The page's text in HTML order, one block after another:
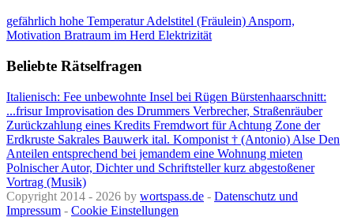
gefährlich hohe TemperaturAdelstitel (Fräulein) Ansporn,
Motivation Bratraum im Herd Elektrizität
Beliebte Rätselfragen
Italienisch: Fee unbewohnte Insel bei Rügen Bürstenhaarschnitt:
...frisurImprovisation des Drummers Verbrecher, Straßenräuber
Zurückzahlung eines Kredits Fremdwort für Achtung Zone der
Erdkruste Sakrales Bauwerk ital. Komponist † (Antonio) Alse Den
Anteilen entsprechend bei jemandem eine Wohnung mieten
Polnischer Autor, Dichter und Schriftstellerkurz abgestoßener
Vortrag (Musik)
Copyright 2014 - 2026 by wortspass.de - Datenschutz und
Impressum - Cookie Einstellungen